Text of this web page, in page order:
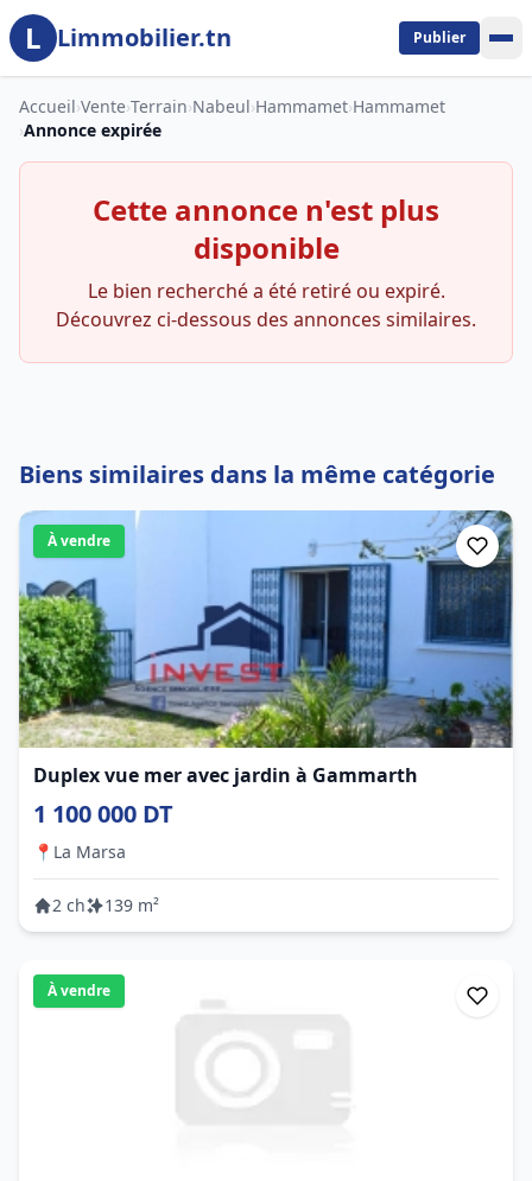
Aller au contenu principal
L Limmobilier.tn Publier
Accueil›Vente›Terrain›Nabeul›Hammamet›Hammamet
›Annonce expirée
Cette annonce n'est plus
disponible
Le bien recherché a été retiré ou expiré.
Découvrez ci-dessous des annonces similaires.
Biens similaires dans la même catégorie
À vendre
Duplex vue mer avec jardin à Gammarth
1 100 000 DT
📍 La Marsa
2 ch 139 m²
À vendre